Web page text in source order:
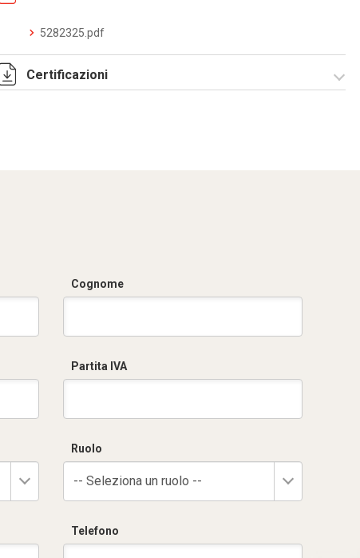
5282325.pdf
Certificazioni
Cognome
Partita IVA
Ruolo
-- Seleziona un ruolo --
Telefono